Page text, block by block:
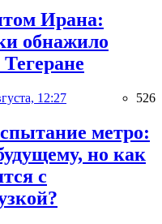
Ирана:
обнажило
12:27 526
метро:
но как
с